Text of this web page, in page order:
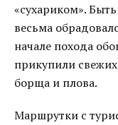
«сухариком».
весьма
начале похода
прикупили
борща и плова.
Маршрутки с